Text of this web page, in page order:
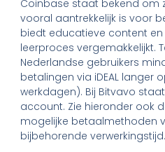
Coinbase staat bekend om
vooral aantrekkelijk is voor
biedt educatieve content
leerproces vergemakkelijkt.
Nederlandse gebruikers
betalingen via iDEAL langer
werkdagen). Bij Bitvavo
account. Zie hieronder ook
mogelijke betaalmethoden
bijbehorende verwerkingstijd.